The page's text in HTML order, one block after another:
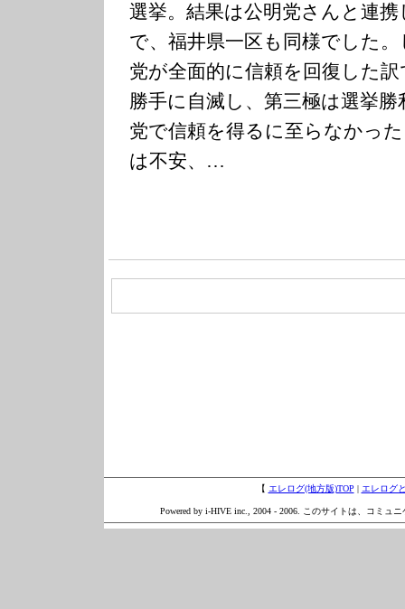
選挙。結果は公明党さんと連
で、福井県一区も同様でした
党が全面的に信頼を回復した
勝手に自滅し、第三極は選挙
党で信頼を得るに至らなかっ
は不安、…
【 エレログ(地方版)TOP | エレログ
Powered by i-HIVE inc., 2004 - 2006. このサイトは、コミュ